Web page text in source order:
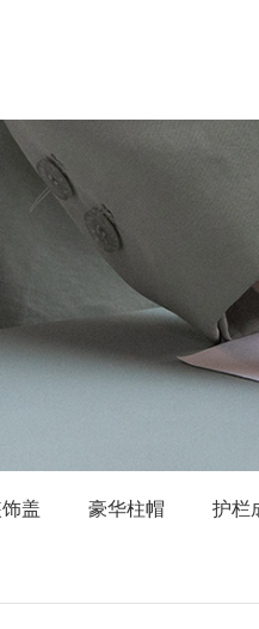
盖 豪华柱帽 护栏